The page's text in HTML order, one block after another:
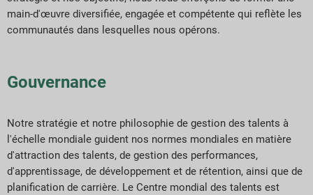
main-d'œuvre diversifiée, engagée et compétente qui reflète les
communautés dans lesquelles nous opérons.
Gouvernance
Notre stratégie et notre philosophie de gestion des talents à
l'échelle mondiale guident nos normes mondiales en matière
d'attraction des talents, de gestion des performances,
d'apprentissage, de développement et de rétention, ainsi que de
planification de carrière. Le Centre mondial des talents est